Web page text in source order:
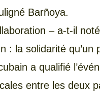
Barñoya.
– a-t-il
: la solidarité
a qualifié
entre les deux